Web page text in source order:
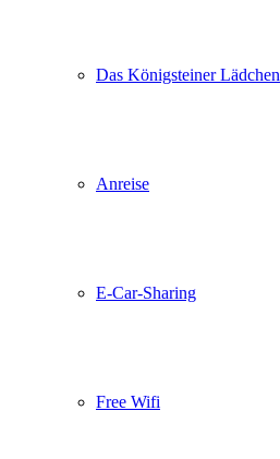
Das Königsteiner Lädchen
Anreise
E-Car-Sharing
Free Wifi